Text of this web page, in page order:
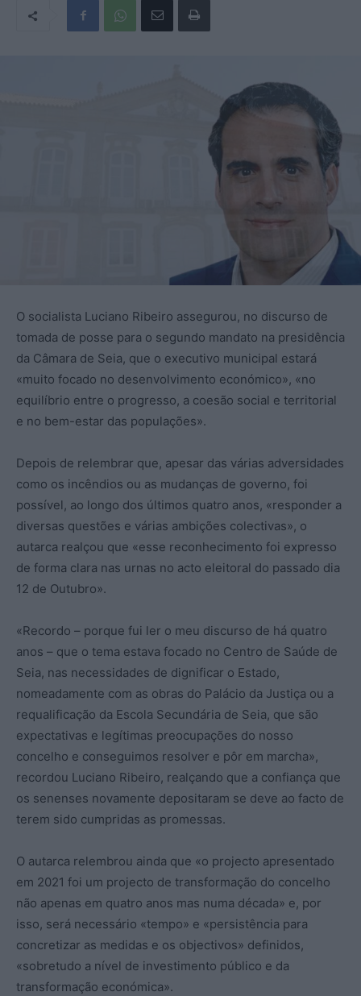
O socialista Luciano Ribeiro assegurou, no discurso de
tomada de posse para o segundo mandato na presidência
da Câmara de Seia, que o executivo municipal estará
«muito focado no desenvolvimento económico», «no
equilíbrio entre o progresso, a coesão social e territorial
e no bem-estar das populações».
Depois de relembrar que, apesar das várias adversidades
como os incêndios ou as mudanças de governo, foi
possível, ao longo dos últimos quatro anos, «responder a
diversas questões e várias ambições colectivas», o
autarca realçou que «esse reconhecimento foi expresso
de forma clara nas urnas no acto eleitoral do passado dia
12 de Outubro».
«Recordo – porque fui ler o meu discurso de há quatro
anos – que o tema estava focado no Centro de Saúde de
Seia, nas necessidades de dignificar o Estado,
nomeadamente com as obras do Palácio da Justiça ou a
requalificação da Escola Secundária de Seia, que são
expectativas e legítimas preocupações do nosso
concelho e conseguimos resolver e pôr em marcha»,
recordou Luciano Ribeiro, realçando que a confiança que
os senenses novamente depositaram se deve ao facto de
terem sido cumpridas as promessas.
O autarca relembrou ainda que «o projecto apresentado
em 2021 foi um projecto de transformação do concelho
não apenas em quatro anos mas numa década» e, por
isso, será necessário «tempo» e «persistência para
concretizar as medidas e os objectivos» definidos,
«sobretudo a nível de investimento público e da
transformação económica».